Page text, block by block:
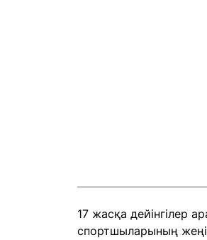
17 жасқа дейінгілер
спортшыларының